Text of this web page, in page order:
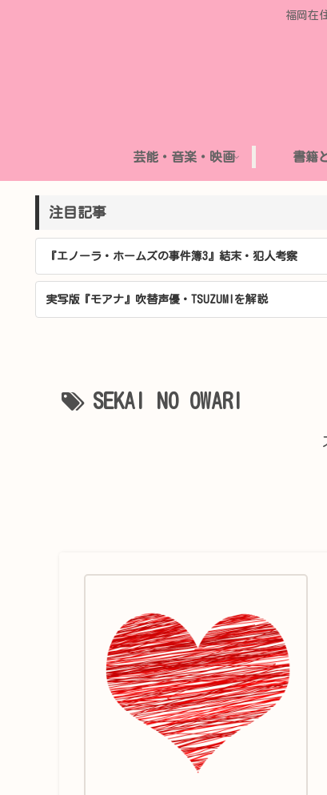
福岡在
芸能・音楽・映画 書籍
注目記事
『エノーラ・ホームズの事件簿3』結末・犯人考察
実写版『モアナ』吹替声優・TSUZUMIを解説
SEKAI NO OWARI